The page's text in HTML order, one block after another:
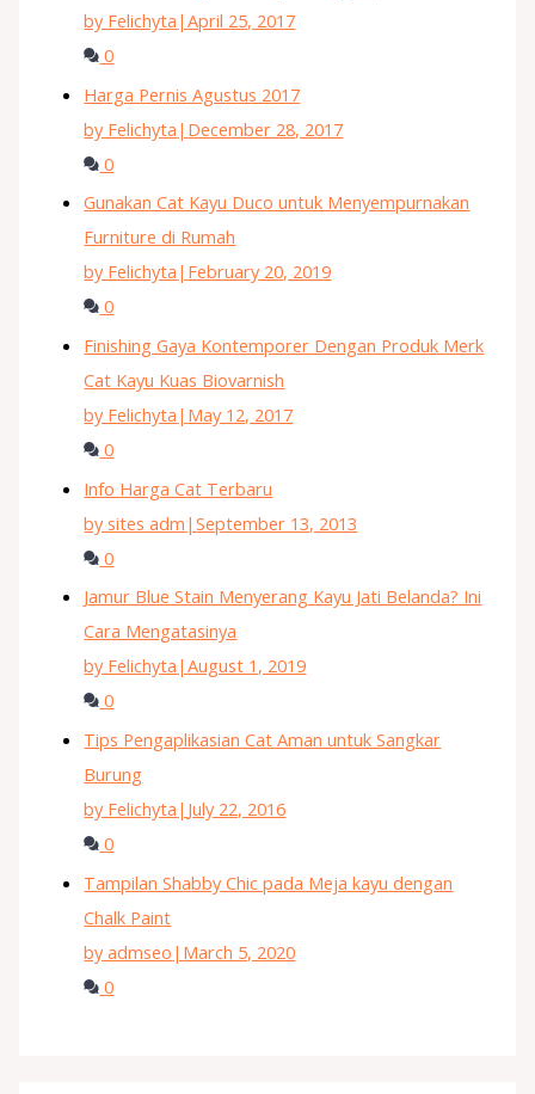
by Felichyta |April 25, 2017
0
Harga Pernis Agustus 2017
by Felichyta | December 28, 2017
0
Gunakan Cat Kayu Duco untuk Menyempurnakan
Furniture di Rumah
by Felichyta | February 20, 2019
0
Finishing Gaya Kontemporer Dengan Produk Merk
Cat Kayu Kuas Biovarnish
by Felichyta | May 12, 2017
0
Info Harga Cat Terbaru
by sites adm |September 13, 2013
0
Jamur Blue Stain Menyerang Kayu Jati Belanda? Ini
Cara Mengatasinya
by Felichyta |August 1, 2019
0
Tips Pengaplikasian Cat Aman untuk Sangkar
Burung
by Felichyta | July 22, 2016
0
Tampilan Shabby Chic pada Meja kayu dengan
Chalk Paint
by admseo | March 5, 2020
0